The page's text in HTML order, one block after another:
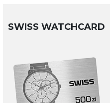
SWISS WATCHCARD